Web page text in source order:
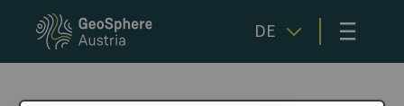
DE ≡